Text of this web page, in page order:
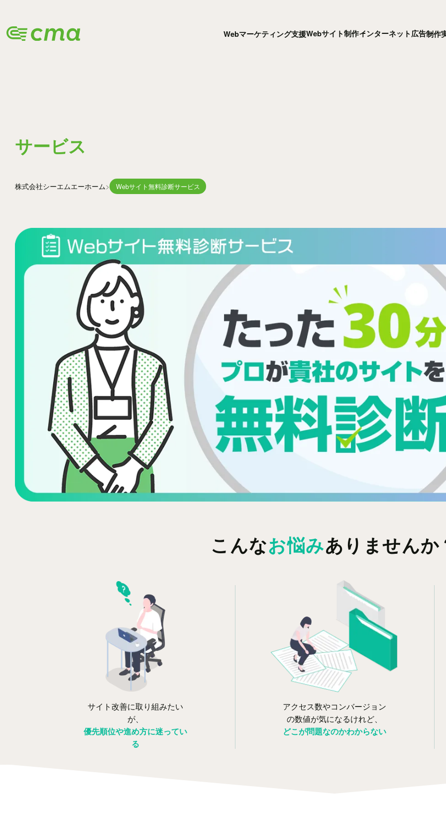
Webマーケティング支援Webサイト制作インターネット広告制作
サービス
株式会社シーエムエーホーム Webサイト無料診断サービス
こんなお悩みありませんか
サイト改善に取り組みたい
が、
優先順位や進め方に迷ってい
る
アクセス数やコンバージョン
の数値が気になるけれど、
どこが問題なのかわからない